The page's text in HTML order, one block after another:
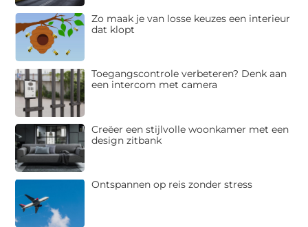
Zo maak je van losse keuzes een interieur
dat klopt
Toegangscontrole verbeteren? Denk aan
een intercom met camera
Creëer een stijlvolle woonkamer met een
design zitbank
Ontspannen op reis zonder stress